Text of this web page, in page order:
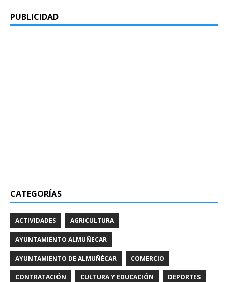
PUBLICIDAD
CATEGORÍAS
ACTIVIDADES AGRICULTURA
AYUNTAMIENTO ALMUÑECAR
AYUNTAMIENTO DE ALMUÑÉCAR COMERCIO
CONTRATACIÓN CULTURA Y EDUCACIÓN DEPORTES